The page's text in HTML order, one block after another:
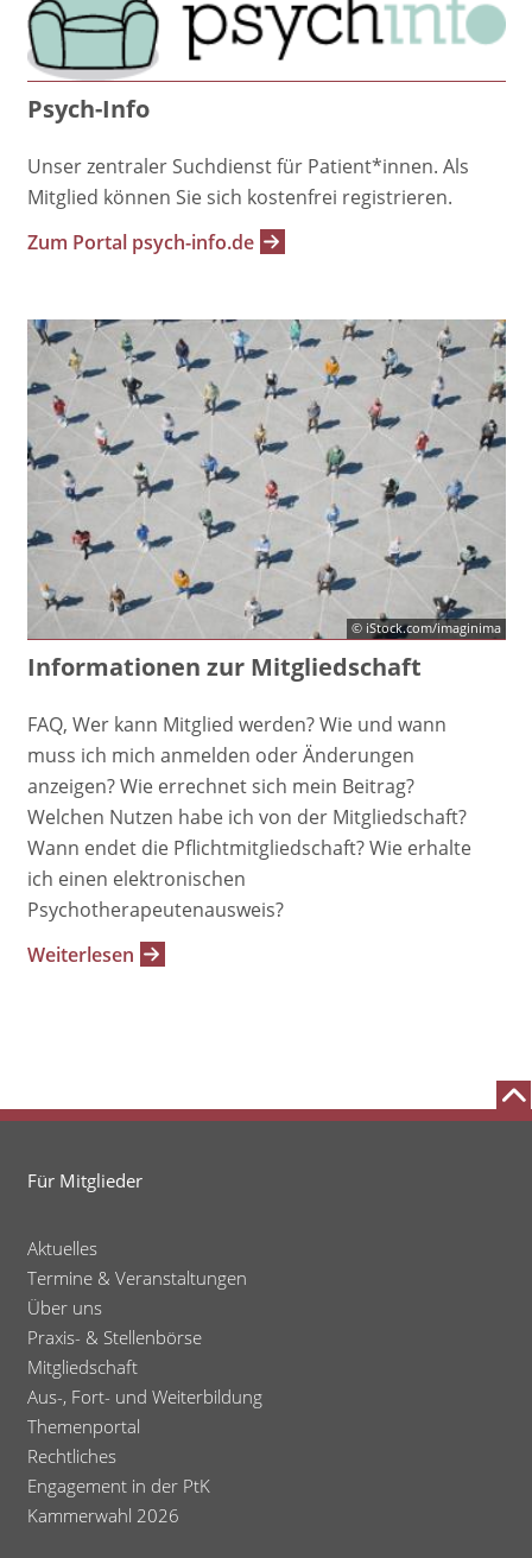
Psych-Info
Unser zentraler Suchdienst für Patient*innen. Als
Mitglied können Sie sich kostenfrei registrieren.
Zum Portal psych-info.de
© iStock.com/imaginima
Informationen zur Mitgliedschaft
FAQ, Wer kann Mitglied werden? Wie und wann
muss ich mich anmelden oder Änderungen
anzeigen? Wie errechnet sich mein Beitrag?
Welchen Nutzen habe ich von der Mitgliedschaft?
Wann endet die Pflichtmitgliedschaft? Wie erhalte
ich einen elektronischen
Psychotherapeutenausweis?
Weiterlesen
Für Mitglieder
Aktuelles
Termine & Veranstaltungen
Über uns
Praxis- & Stellenbörse
Mitgliedschaft
Aus-, Fort- und Weiterbildung
Themenportal
Rechtliches
Engagement in der PtK
Kammerwahl 2026